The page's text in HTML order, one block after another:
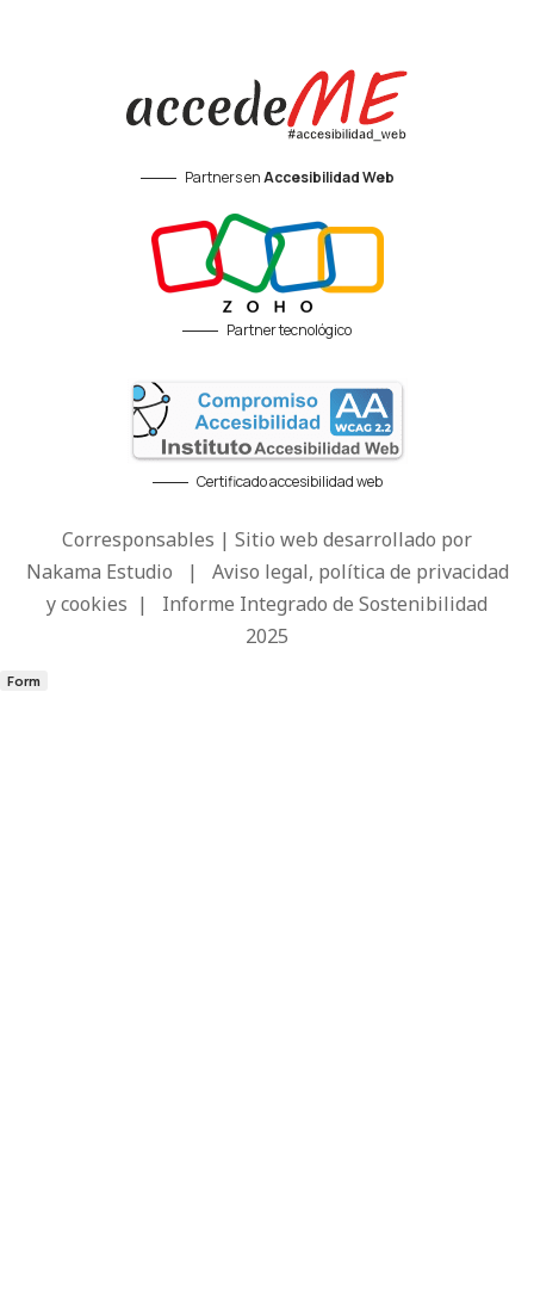
Partners enAccesibilidad Web
Partner tecnológico
Certificado accesibilidad web
Corresponsables | Sitio web desarrollado por
Nakama Estudio | Aviso legal, política de privacidad
y cookies | Informe Integrado de Sostenibilidad
2025
Form